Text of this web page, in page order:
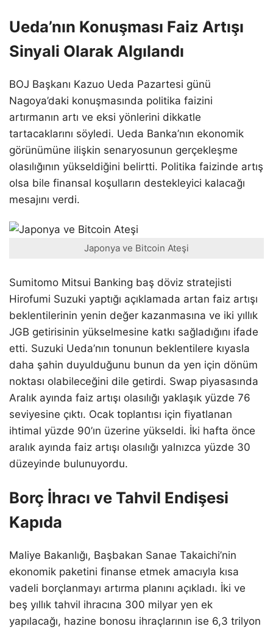
Ueda’nın Konuşması Faiz Artışı
Sinyali Olarak Algılandı
BOJ Başkanı Kazuo Ueda Pazartesi günü
Nagoya’daki konuşmasında politika faizini
artırmanın artı ve eksi yönlerini dikkatle
tartacaklarını söyledi. Ueda Banka’nın ekonomik
görünümüne ilişkin senaryosunun gerçekleşme
olasılığının yükseldiğini belirtti. Politika faizinde artış
olsa bile finansal koşulların destekleyici kalacağı
mesajını verdi.
Japonya ve Bitcoin Ateşi
Sumitomo Mitsui Banking baş döviz stratejisti
Hirofumi Suzuki yaptığı açıklamada artan faiz artışı
beklentilerinin yenin değer kazanmasına ve iki yıllık
JGB getirisinin yükselmesine katkı sağladığını ifade
etti. Suzuki Ueda’nın tonunun beklentilere kıyasla
daha şahin duyulduğunu bunun da yen için dönüm
noktası olabileceğini dile getirdi. Swap piyasasında
Aralık ayında faiz artışı olasılığı yaklaşık yüzde 76
seviyesine çıktı. Ocak toplantısı için fiyatlanan
ihtimal yüzde 90’ın üzerine yükseldi. İki hafta önce
aralık ayında faiz artışı olasılığı yalnızca yüzde 30
düzeyinde bulunuyordu.
Borç İhracı ve Tahvil Endişesi
Kapıda
Maliye Bakanlığı, Başbakan Sanae Takaichi’nin
ekonomik paketini finanse etmek amacıyla kısa
vadeli borçlanmayı artırma planını açıkladı. İki ve
beş yıllık tahvil ihracına 300 milyar yen ek
yapılacağı, hazine bonosu ihraçlarının ise 6,3 trilyon